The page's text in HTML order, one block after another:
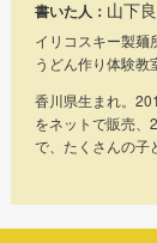
書いた人： 山下良
イリコスキー製麺
うどん作り体験教
香川県生まれ。
をネットで販売、
で、たくさんの子